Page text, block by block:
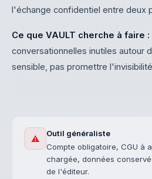
l'échange confidentiel entre deux
Ce que VAULT cherche à faire :
conversationnelles inutiles autour
sensible, pas promettre
⚠️
Outil généraliste
Compte obligatoire, CGU à
chargée, données
de l'éditeur.